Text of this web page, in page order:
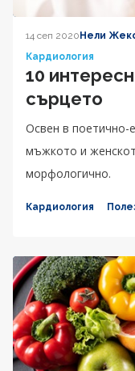
14 сеп 2020 Нели
Кардиология
10
сърцето
Освен в поетично-
мъжкото и
морфологично.
Кардиология